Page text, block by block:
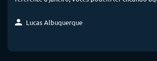
Lucas Albuquerque